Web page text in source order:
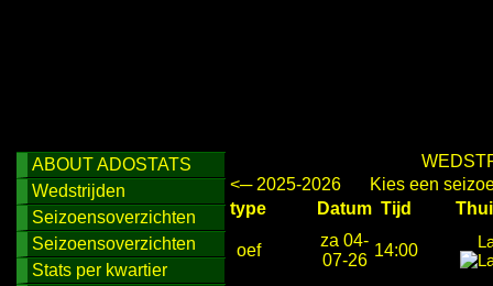
ABOUT ADOSTATS
Wedstrijden
Seizoensoverzichten
Seizoensoverzichten
Stats per kwartier
<─ 2025-2026
Kies een
type
Datum Tijd
oef
za 04-
07-26
14:00